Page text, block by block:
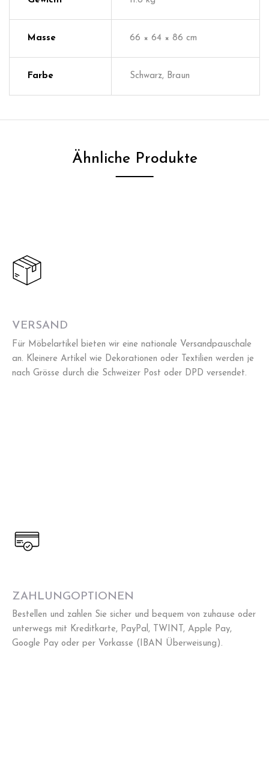
Masse 66 × 64 × 86 cm
Farbe Schwarz, Braun
Ähnliche Produkte
VERSAND
Für Möbelartikel bieten wir eine nationale Versandpauschale
an. Kleinere Artikel wie Dekorationen oder Textilien werden je
nach Grösse durch die Schweizer Post oder DPD versendet.
ZAHLUNGOPTIONEN
Bestellen und zahlen Sie sicher und bequem von zuhause oder
unterwegs mit Kreditkarte, PayPal, TWINT, Apple Pay,
Google Pay oder per Vorkasse (IBAN Überweisung).